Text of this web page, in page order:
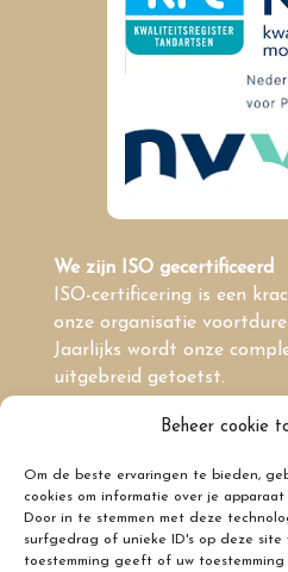
Beheer cookie
Om de beste ervaringen te bieden,
cookies om informatie over je
Door in te stemmen met deze
surfgedrag of unieke ID's op deze site
toestemming geeft of uw
We zijn ISO gecertificeerd
ISO-certificering is een
onze organisatie
Jaarlijks wordt onze
uitgebreid getoetst.
Menu
Privacyregeling en